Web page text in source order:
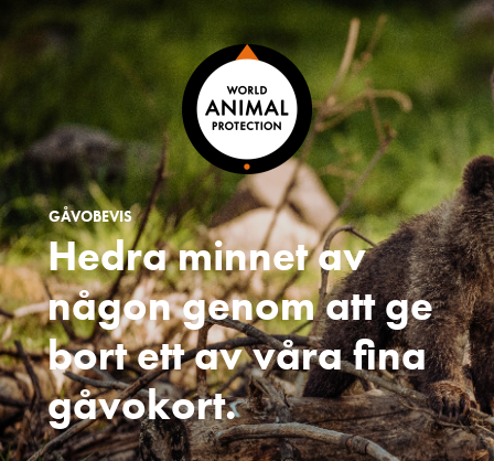
GÅVOBEVIS
Hedra minnet av
någon genom att ge
bort ett av våra fina
gåvokort.